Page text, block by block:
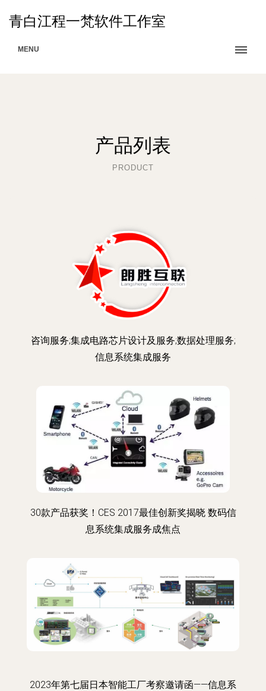
青白江程一梵软件工作室
MENU
产品列表
PRODUCT
咨询服务;集成电路芯片设计及服务;数据处理服务;
信息系统集成服务
30款产品获奖！CES 2017最佳创新奖揭晓 数码信
息系统集成服务成焦点
2023年第七届日本智能工厂考察邀请函——信息系